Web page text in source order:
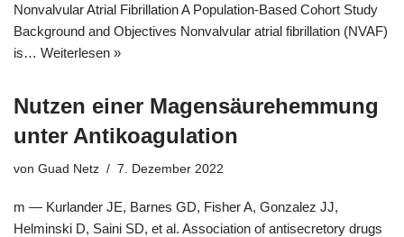
Nonvalvular Atrial Fibrillation A Population-Based Cohort Study
Background and Objectives Nonvalvular atrial fibrillation (NVAF)
is… Weiterlesen »
Nutzen einer Magensäurehemmung
unter Antikoagulation
von Guad Netz 7. Dezember 2022
m — Kurlander JE, Barnes GD, Fisher A, Gonzalez JJ,
Helminski D, Saini SD, et al. Association of antisecretory drugs